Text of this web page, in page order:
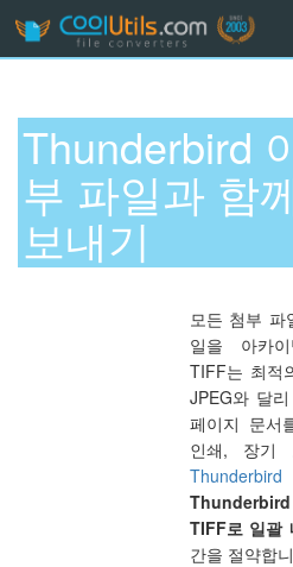
Thunderbird
부 파일과 함
보내기
모든 첨부 파
일을 아카
TIFF는 최적
JPEG와 달
페이지 문서
인쇄, 장기
TIFF로 일괄
간을 절약합